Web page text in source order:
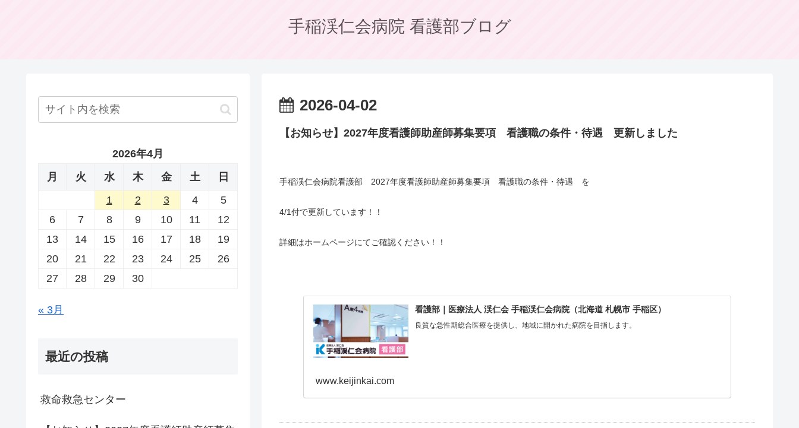
手稲渓仁会病院 看護部ブログ
2026-04-02
【お知らせ】2027年度看護師助産師募集要項 看護職の条件・待遇 更新しました
手稲渓仁会病院看護部 2027年度看護師助産師募集要項 看護職の条件・待遇 を
4/1付で更新しています！！
詳細はホームページにてご確認ください！！
看護部｜医療法人 渓仁会 手稲渓仁会病院（北海道 札幌市 手稲区）
良質な急性期総合医療を提供し、地域に開かれた病院を目指します。
www.keijinkai.com
2026年4月
月
火 水 木 金 土
日
1
2 3 4
5
6
7 8 9 10 11
12
13
14 15 16 17 18
19
20
21 22 23 24 25
26
27
28 29 30
« 3月
最近の投稿
救命救急センター